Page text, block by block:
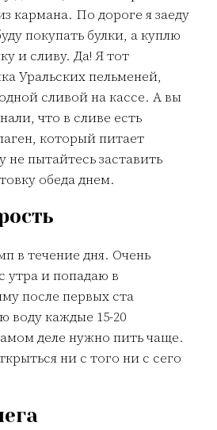
кармана. По дороге я заеду
покупать булки, а куплю
и сливу. Да! Я тот
Уральских пельменей,
сливой на кассе. А вы
что в сливе есть
который питает
не пытайтесь заставить
обеда днем.
в течение дня. Очень
утра и попадаю в
после первых ста
воду каждые 15-20
деле нужно пить чаще.
ни с того ни с сего